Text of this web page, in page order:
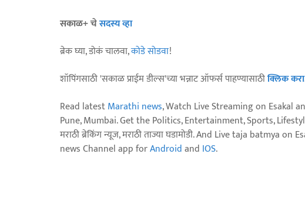
सकाळ+ चेसदस्य व्हा
ब्रेक घ्या, डोकं चालवा,कोडे सोडवा!
शॉपिंगसाठी 'सकाळ प्राईम डील्स'च्या भन्नाट ऑफर्स पाहण्यासाठीक्लिक करा
Read latestMarathi news, Watch Live Streaming on Esakal
Pune, Mumbai. Get the Politics, Entertainment, Sports,
मराठी ब्रेकिंग न्यूज, मराठी ताज्या घडामोडी. And Live taja batmya
news Channel app forAndroidand IOS.